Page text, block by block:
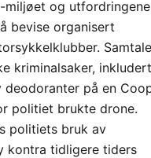
miljøet og utfordringene
bevise organisert
kriminalsaker, inkludert
på en
politiet brukte drone.
politiets bruk av
kontra tidligere tiders